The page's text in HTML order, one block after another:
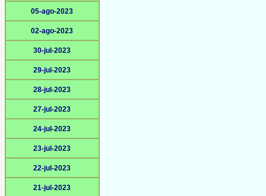
05-ago-2023
02-ago-2023
30-jul-2023
29-jul-2023
28-jul-2023
27-jul-2023
24-jul-2023
23-jul-2023
22-jul-2023
21-jul-2023